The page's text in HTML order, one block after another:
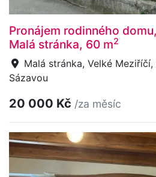
Pronájem rodinného
Malá stránka, 60 m2
Malá stránka, Velké
Sázavou
20 000 Kč /za měsíc